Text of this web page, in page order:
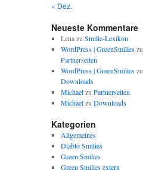
« Dez.
Neueste Kommentare
Lenazu Smilie-Lexikon
WordPress | GreenSmilieszu
Partnerseiten
WordPress | GreenSmilieszu
Downloads
Michaelzu Partnerseiten
Michaelzu Downloads
Kategorien
Allgemeines
Diablo Smilies
Green Smilies
Green Smilies extern